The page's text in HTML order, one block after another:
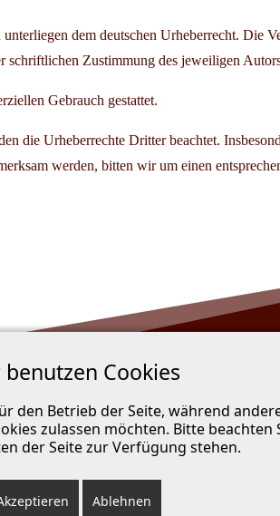
dem deutschen Urheberrecht. Die
schriftlichen Zustimmung des jeweiligen
Gebrauch gestattet.
die Urheberrechte Dritter beachtet.
werden, bitten wir um einen
Cookies
den Betrieb der Seite, während
zulassen möchten. Bitte
der Seite zur Verfügung stehen.
Ablehnen